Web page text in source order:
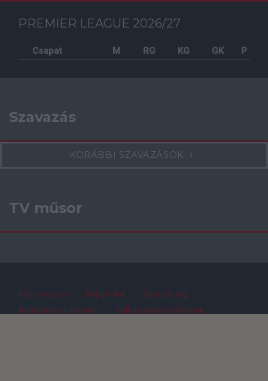
PREMIER LEAGUE 2026/27
Csapat M RG KG GK P
Szavazás
KORÁBBI SZAVAZÁSOK
TV műsor
Impresszum Kapcsolat
Szerzői jog
Adatvédelmi irányelv
Felhasználói feltételek